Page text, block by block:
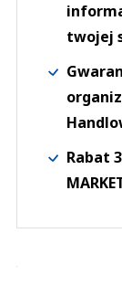
twojej
Rabat